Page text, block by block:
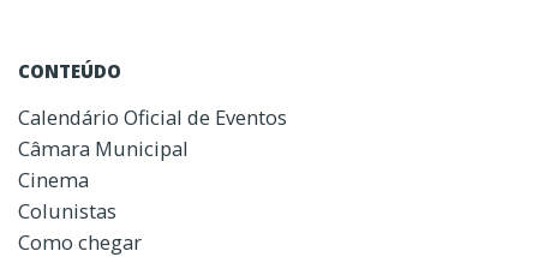
CONTEÚDO
Calendário Oficial de Eventos
Câmara Municipal
Cinema
Colunistas
Como chegar